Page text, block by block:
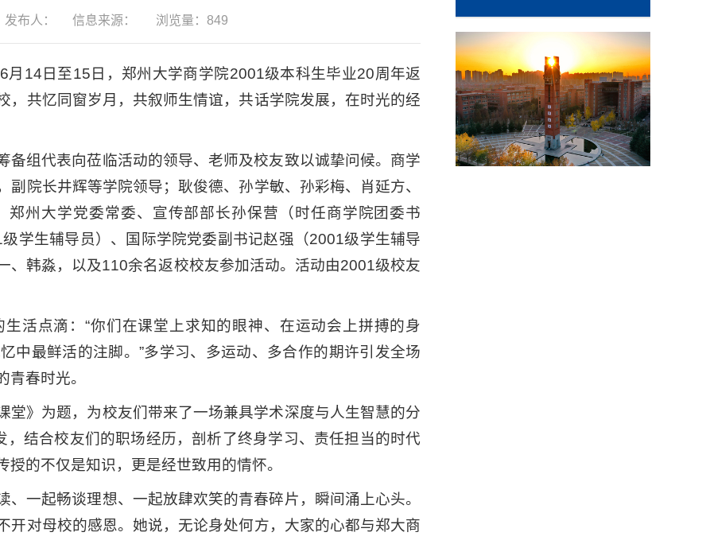
发布人： 信息来源： 浏览量： 849
14日至15日，郑州大学商学院2001级本科生毕业20周年返
，共忆同窗岁月，共叙师生情谊，共话学院发展，在时光的经
备组代表向莅临活动的领导、老师及校友致以诚挚问候。商学
院长井辉等学院领导；耿俊德、孙学敏、孙彩梅、肖延方、
州大学党委常委、宣传部部长孙保营（时任商学院团委书
学生辅导员）、国际学院党委副书记赵强（2001级学生辅导
、韩淼，以及110余名返校校友参加活动。活动由2001级校友
活点滴：“你们在课堂上求知的眼神、在运动会上拼搏的身
中最鲜活的注脚。”多学习、多运动、多合作的期许引发全场
春时光。
堂》为题，为校友们带来了一场兼具学术深度与人生智慧的分
，结合校友们的职场经历，剖析了终身学习、责任担当的时代
的不仅是知识，更是经世致用的情怀。
一起畅谈理想、一起放肆欢笑的青春碎片，瞬间涌上心头。
开对母校的感恩。她说，无论身处何方，大家的心都与郑大商